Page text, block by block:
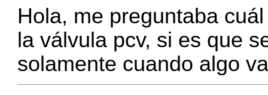
Hola, me preguntaba
la válvula pcv, si es que
solamente cuando algo